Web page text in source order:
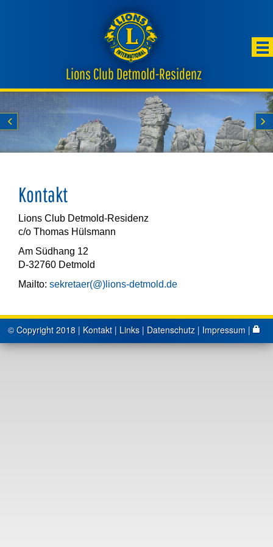
Lions Club Detmold-Residenz
Start
Kontakt
Lions Club Detmold-Residenz
c/o Thomas Hülsmann
Am Südhang 12
D-32760 Detmold
Mailto: sekretaer(@)lions-detmold.de
© Copyright 2018 | Kontakt | Links | Datenschutz | Impressum |